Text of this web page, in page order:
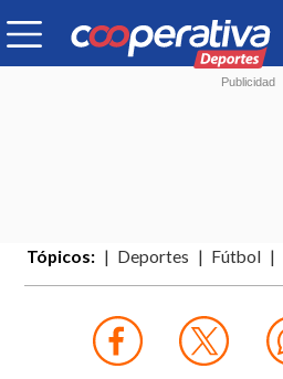
Tópicos: Deportes Fútbol